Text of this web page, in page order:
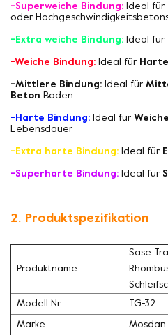
-Superweiche Bindung: Ideal für
oder
-Extra weiche Bindung: Ideal für
-Weiche Bindung: Ideal für
-Mittlere Bindung: Ideal für
Beton Boden
-Harte Bindung: Ideal für
Lebensdauer
-Extra harte Bindung: Ideal für
-Superharte Bindung: Ideal für
2. Produktspezifikation
Produktname
Sase
Modell Nr. TG-32
Marke Mosdan